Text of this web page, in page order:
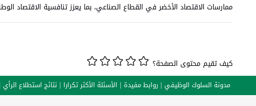
ممارسات الاقتصاد الأخضر في القطاع الصناعي، بما يعزز تنافسية
كيف تقيم محتوى الصفحة؟
مدونة السلوك الوظيفي روابط مفيدة الأسئلة الأكثر تكرارا نتائج استطلاع الرأي